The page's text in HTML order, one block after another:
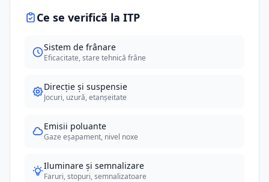
Ce se verifică la ITP
Sistem de frânare
Eficacitate, stare tehnică frâne
Direcție și suspensie
Jocuri, uzură, etanșeitate
Emisii poluante
Gaze eșapament, nivel noxe
Iluminare și semnalizare
Faruri, stopuri, semnalizatoare